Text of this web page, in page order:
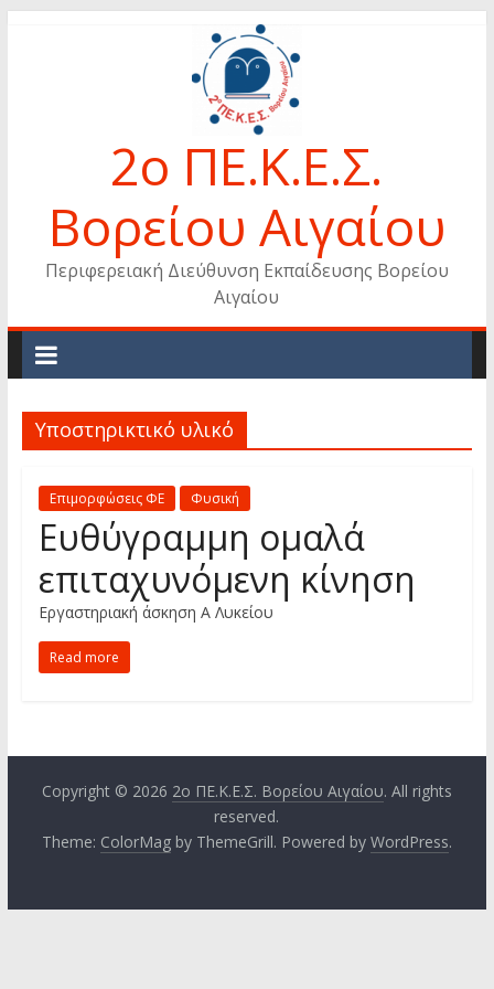
2ο ΠΕ.Κ.Ε.Σ.
Βορείου Αιγαίου
Περιφερειακή Διεύθυνση Εκπαίδευσης Βορείου
Αιγαίου
Υποστηρικτικό υλικό
Επιμορφώσεις ΦΕ Φυσική
Ευθύγραμμη ομαλά
επιταχυνόμενη κίνηση
Εργαστηριακή άσκηση Α Λυκείου
Read more
Copyright © 2026 2ο ΠΕ.Κ.Ε.Σ. Βορείου Αιγαίου. All rights
reserved.
Theme: ColorMagby ThemeGrill. Powered by WordPress.